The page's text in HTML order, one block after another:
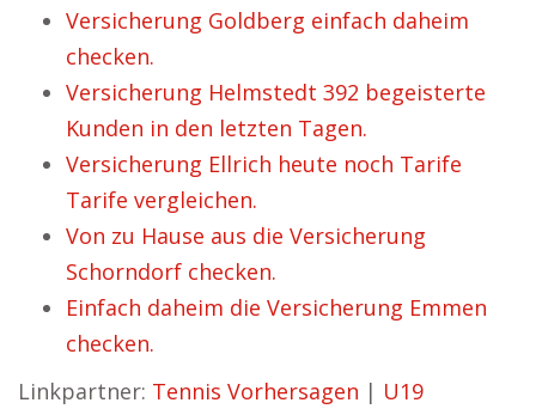
Versicherung Goldberg einfach daheim
checken.
Versicherung Helmstedt 392 begeisterte
Kunden in den letzten Tagen.
Versicherung Ellrich heute noch Tarife
Tarife vergleichen.
Von zu Hause aus die Versicherung
Schorndorf checken.
Einfach daheim die Versicherung Emmen
checken.
Linkpartner: Tennis Vorhersagen | U19